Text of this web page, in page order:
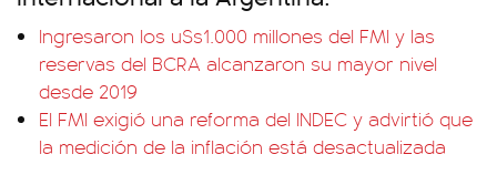
Ingresaron los u$s1.000 millones del FMI y las
reservas del BCRA alcanzaron su mayor nivel
desde 2019
El FMI exigió una reforma del INDEC y advirtió que
la medición de la inflación está desactualizada